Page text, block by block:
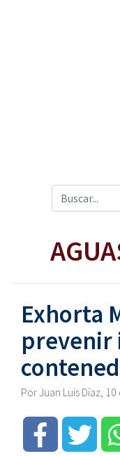
Exhorta
prevenir
Por Juan Luis Díaz,